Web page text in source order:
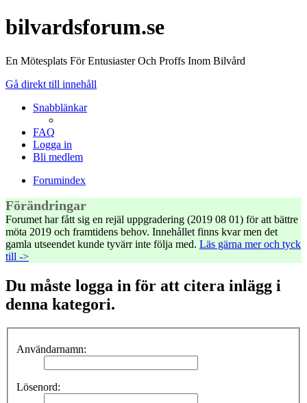
bilvardsforum.se
En Mötesplats För Entusiaster Och Proffs Inom Bilvård
Gå direkt till innehåll
Snabblänkar
FAQ
Logga in
Bli medlem
Forumindex
Förändringar
Forumet har fått sig en rejäl uppgradering (2019 08 01) för att bättre
möta 2019 och framtidens behov. Innehållet finns kvar men det
gamla utseendet kunde tyvärr inte följa med. Läs gärna mer och tyck
till ->
Du måste logga in för att citera inlägg i
denna kategori.
Användarnamn:
Lösenord: